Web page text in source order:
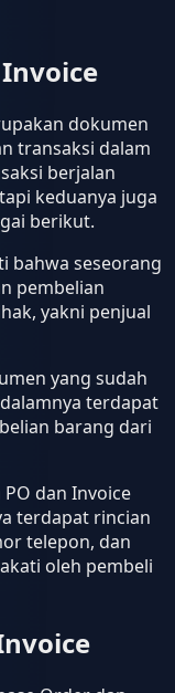
dokumen
transaksi dalam
berjalan
keduanya juga
berikut.
bahwa seseorang
pembelian
yakni penjual
yang sudah
terdapat
barang dari
dan Invoice
terdapat rincian
telepon, dan
oleh pembeli